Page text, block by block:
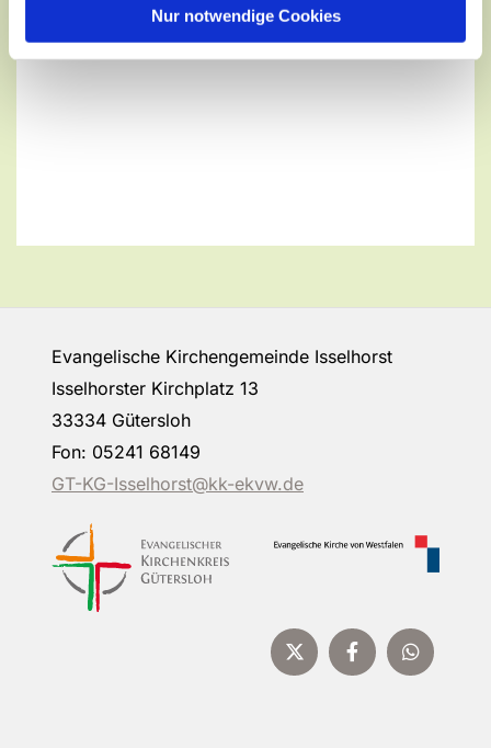
Nur notwendige Cookies
Evangelische Kirchengemeinde Isselhorst
Isselhorster Kirchplatz 13
33334 Gütersloh
Fon: 05241 68149
GT-KG-Isselhorst@kk-ekvw.de